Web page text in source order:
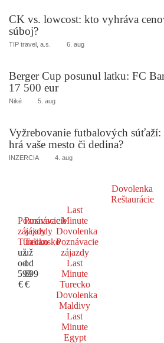
CK vs. lowcost: kto vyhráva
súboj?
TIP travel, a.s. 6. aug
Berger Cup posunul latku: FC
17 500 eur
Niké 5. aug
Vyžrebovanie futbalových
hrá vaše mesto či dedina?
INZERCIA 4. aug
Dovolenka
Reštaurácie
Poznávacie
zájazdy
Turecko
už
od
599
€
Poznávacie
zájazdy
Taliansko
už
od
699
€
Last
Minute
Dovolenka
Poznávacie
zájazdy
Last
Minute
Turecko
Dovolenka
Maldivy
Last
Minute
Egypt